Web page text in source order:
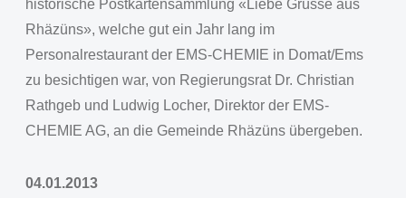
historische Postkartensammlung «Liebe Grüsse aus
Rhäzüns», welche gut ein Jahr lang im
Personalrestaurant der EMS-CHEMIE in Domat/Ems
zu besichtigen war, von Regierungsrat Dr. Christian
Rathgeb und Ludwig Locher, Direktor der EMS-
CHEMIE AG, an die Gemeinde Rhäzüns übergeben.
04.01.2013